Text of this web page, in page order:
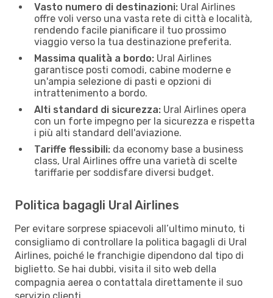
Vasto numero di destinazioni: Ural Airlines
offre voli verso una vasta rete di città e località,
rendendo facile pianificare il tuo prossimo
viaggio verso la tua destinazione preferita.
Massima qualità a bordo: Ural Airlines
garantisce posti comodi, cabine moderne e
un'ampia selezione di pasti e opzioni di
intrattenimento a bordo.
Alti standard di sicurezza: Ural Airlines opera
con un forte impegno per la sicurezza e rispetta
i più alti standard dell'aviazione.
Tariffe flessibili: da economy base a business
class, Ural Airlines offre una varietà di scelte
tariffarie per soddisfare diversi budget.
Politica bagagli Ural Airlines
Per evitare sorprese spiacevoli all’ultimo minuto, ti
consigliamo di controllare la politica bagagli di Ural
Airlines, poiché le franchigie dipendono dal tipo di
biglietto. Se hai dubbi, visita il sito web della
compagnia aerea o contattala direttamente il suo